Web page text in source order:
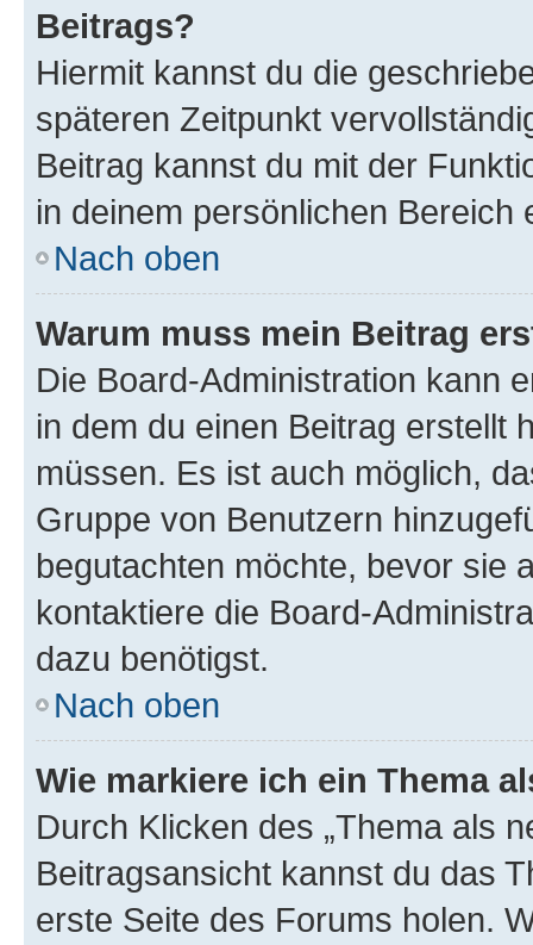
Beitrags?
Hiermit kannst du die
späteren Zeitpunkt
Beitrag kannst du mit der
in deinem persönlichen Bereich
Nach oben
Warum muss mein Beitrag
Die Board-Administration kann
in dem du einen Beitrag erstellt
müssen. Es ist auch möglich,
Gruppe von Benutzern
begutachten möchte, bevor sie
kontaktiere die Board-
dazu benötigst.
Nach oben
Wie markiere ich ein Thema
Durch Klicken des „Thema als
Beitragsansicht kannst du das
erste Seite des Forums holen.